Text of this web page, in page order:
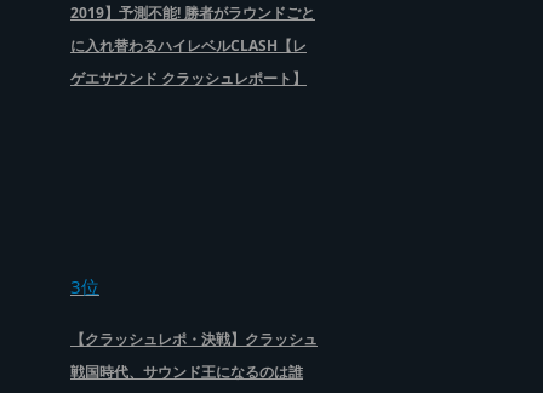
2019】予測不能! 勝者がラウンドごと
に入れ替わるハイレベルCLASH【レ
ゲエサウンド クラッシュレポート】
3位
【クラッシュレポ・決戦】クラッシュ
戦国時代、サウンド王になるのは誰